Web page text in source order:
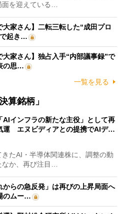
面を迎えている…
大家さん】二転三転した“成田プロ
起き…
大家さん】独占入手“内部議事録”で
の思…
一覧を見る
算銘柄」
AIインフラの新たな主役」として再
運 エヌビディアとの提携でAIデ…
たAI・半導体関連株に、調整の動
なか、再び注目…
からの急反発」は再びの上昇局面へ
のムー…